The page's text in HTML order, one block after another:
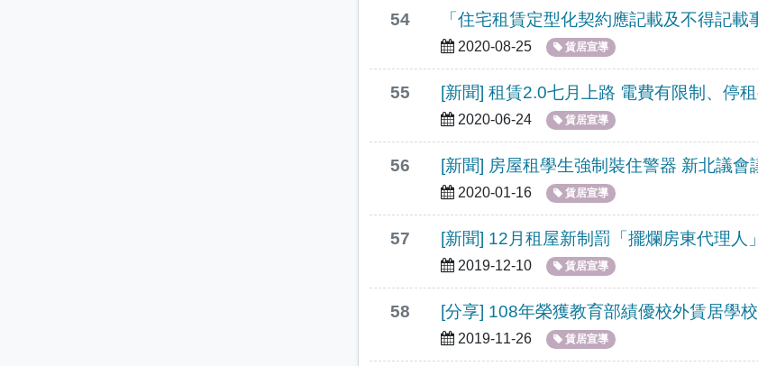
54 「住宅租賃定型化契約應記載及不得記載
2020-08-25 賃居宣導
55 [新聞] 租賃2.0七月上路 電費有限制、停
2020-06-24 賃居宣導
56 [新聞] 房屋租學生強制裝住警器 新北議會
2020-01-16 賃居宣導
57 [新聞] 12月租屋新制罰「擺爛房東代理人」
2019-12-10 賃居宣導
58 [分享] 108年榮獲教育部績優校外賃居學
2019-11-26 賃居宣導